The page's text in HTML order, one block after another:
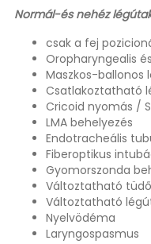
Normál-és nehéz
csak a fej
Oropharyngealis
Maszkos-ballonos
Csatlakoztatható
Cricoid nyomás /
LMA behelyezés
Endotracheális
Fiberoptikus
Gyomorszonda
Változtatható
Változtatható
Nyelvödéma
Laryngospasmus